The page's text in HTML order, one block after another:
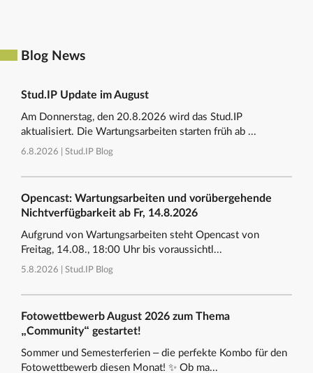
Blog News
Stud.IP Update im August
Am Donnerstag, den 20.8.2026 wird das Stud.IP
aktualisiert. Die Wartungsarbeiten starten früh ab ...
6.8.2026 | Stud.IP Blog
Opencast: Wartungsarbeiten und vorübergehende
Nichtverfügbarkeit ab Fr, 14.8.2026
Aufgrund von Wartungsarbeiten steht Opencast von
Freitag, 14.08., 18:00 Uhr bis voraussichtl...
5.8.2026 | Stud.IP Blog
Fotowettbewerb August 2026 zum Thema
„Community“ gestartet!
Sommer und Semesterferien – die perfekte Kombo für den
Fotowettbewerb diesen Monat! ✨ Ob ma...